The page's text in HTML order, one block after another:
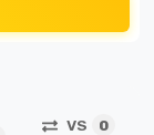
VS 0